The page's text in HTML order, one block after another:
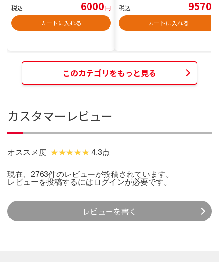
税込 6000円
カートに入れる
税込 9570
カートに入れる
このカテゴリをもっと見る
カスタマーレビュー
オススメ度 4.3点
現在、2763件のレビューが投稿されています。
レビューを投稿するには ログインが必要です。
レビューを書く